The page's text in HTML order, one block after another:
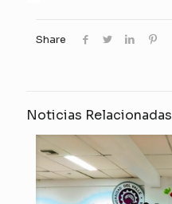
Share
Noticias Relacionadas